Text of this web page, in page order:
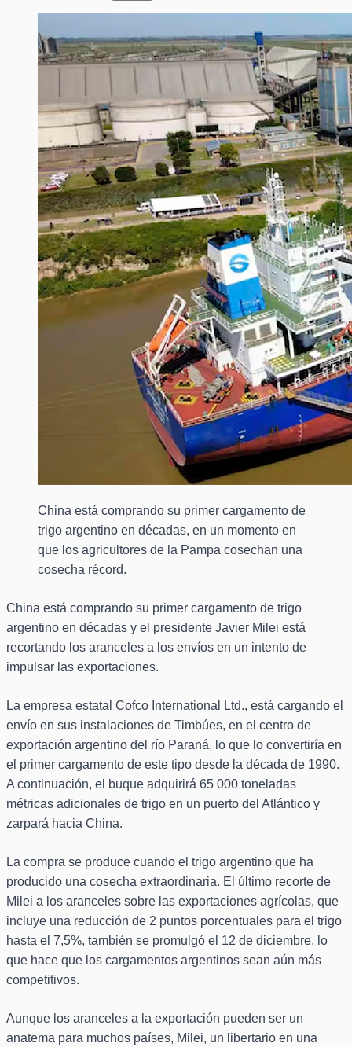
China está comprando su primer cargamento de
trigo argentino en décadas, en un momento en
que los agricultores de la Pampa cosechan una
cosecha récord.
China está comprando su primer cargamento de trigo
argentino en décadas y el presidente Javier Milei está
recortando los aranceles a los envíos en un intento de
impulsar las exportaciones.
La empresa estatal Cofco International Ltd., está cargando el
envío en sus instalaciones de Timbúes, en el centro de
exportación argentino del río Paraná, lo que lo convertiría en
el primer cargamento de este tipo desde la década de 1990.
A continuación, el buque adquirirá 65 000 toneladas
métricas adicionales de trigo en un puerto del Atlántico y
zarpará hacia China.
La compra se produce cuando el trigo argentino que ha
producido una cosecha extraordinaria. El último recorte de
Milei a los aranceles sobre las exportaciones agrícolas, que
incluye una reducción de 2 puntos porcentuales para el trigo
hasta el 7,5%, también se promulgó el 12 de diciembre, lo
que hace que los cargamentos argentinos sean aún más
competitivos.
Aunque los aranceles a la exportación pueden ser un
anatema para muchos países, Milei, un libertario en una